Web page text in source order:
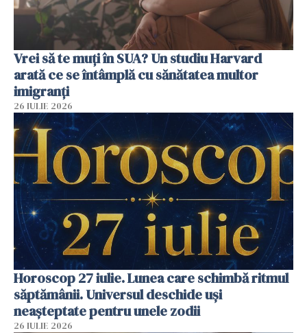
Vrei să te muți în SUA? Un studiu Harvard
arată ce se întâmplă cu sănătatea multor
imigranți
26 IULIE 2026
Horoscop 27 iulie. Lunea care schimbă ritmul
săptămânii. Universul deschide uși
neașteptate pentru unele zodii
26 IULIE 2026